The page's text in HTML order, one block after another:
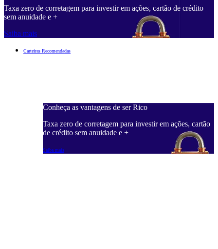
Taxa zero de corretagem para investir em ações, cartão de crédito
sem anuidade e +
Saiba mais
Carteiras Recomendadas
Conheça as vantagens de ser Rico
Taxa zero de corretagem para investir em ações, cartão
de crédito sem anuidade e +
Saiba mais